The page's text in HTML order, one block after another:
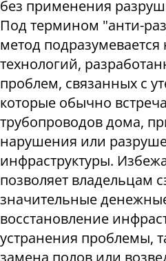
без применения
Под термином "анти-
метод
технологий,
проблем, связанных с
которые обычно
трубопроводов дома,
нарушения или
инфраструктуры.
позволяет владельцам
значительные
восстановление
устранения проблемы,